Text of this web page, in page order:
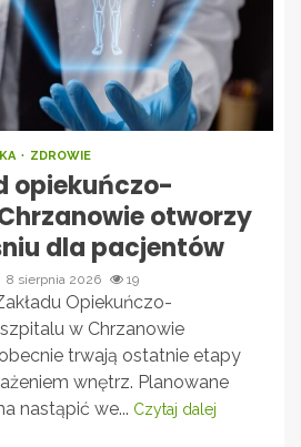
ZDROWIE
opiekuńczo-
otworzy
dla pacjentów
8 sierpnia 2026 19
Opiekuńczo-
w Chrzanowie
trwają ostatnie etapy
wnętrz. Planowane
nastąpić we... Czytaj dalej